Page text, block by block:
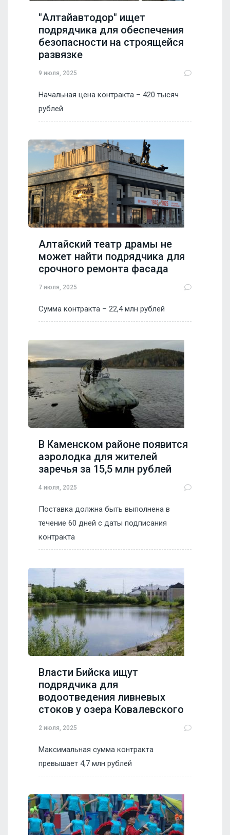
"Алтайавтодор" ищет
подрядчика для обеспечения
безопасности на строящейся
развязке
9 июля, 2025
Начальная цена контракта – 420 тысяч
рублей
Алтайский театр драмы не
может найти подрядчика для
срочного ремонта фасада
7 июля, 2025
Сумма контракта – 22,4 млн рублей
В Каменском районе появится
аэролодка для жителей
заречья за 15,5 млн рублей
4 июля, 2025
Поставка должна быть выполнена в
течение 60 дней с даты подписания
контракта
Власти Бийска ищут
подрядчика для
водоотведения ливневых
стоков у озера Ковалевского
2 июля, 2025
Максимальная сумма контракта
превышает 4,7 млн рублей